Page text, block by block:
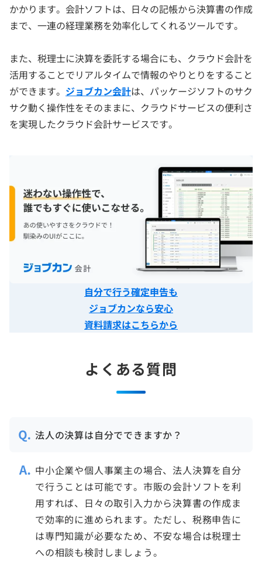
かかります。会計ソフトは、日々の記帳から決算書の作成
まで、一連の経理業務を効率化してくれるツールです。
また、税理士に決算を委託する場合にも、クラウド会計を
活用することでリアルタイムで情報のやりとりをすること
ができます。 ジョブカン会計は、パッケージソフトのサク
サク動く操作性をそのままに、クラウドサービスの便利さ
を実現したクラウド会計サービスです。
自分で行う確定申告も
ジョブカンなら安心
資料請求はこちらから
よくある質問
法人の決算は自分でできますか？
中小企業や個人事業主の場合、法人決算を自分
で行うことは可能です。市販の会計ソフトを利
用すれば、日々の取引入力から決算書の作成ま
で効率的に進められます。ただし、税務申告に
は専門知識が必要なため、不安な場合は税理士
への相談も検討しましょう。